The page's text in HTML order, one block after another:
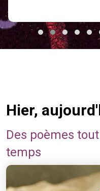
Hier,
Des poèmes
temps